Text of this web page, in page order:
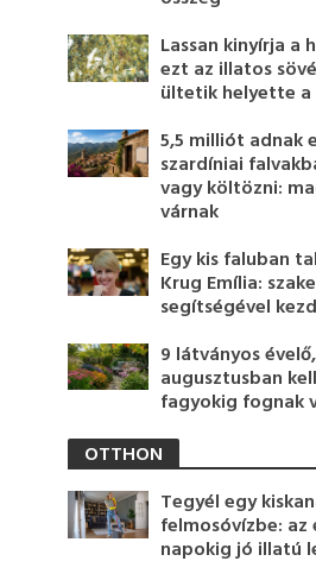
Lassan kinyírja a
ezt az illatos
ültetik helyette a
5,5 milliót adnak
szardíniai
vagy költözni:
várnak
Egy kis faluban
Krug Emília:
segítségével
9 látványos
augusztusban
fagyokig fognak
OTTHON
Tegyél egy
felmosóvízbe: az
napokig jó illatú